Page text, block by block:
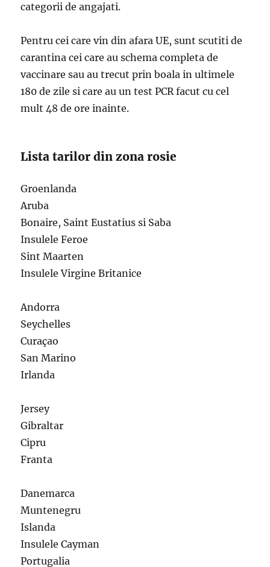
categorii de angajati.
Pentru cei care vin din afara UE, sunt scutiti de
carantina cei care au schema completa de
vaccinare sau au trecut prin boala in ultimele
180 de zile si care au un test PCR facut cu cel
mult 48 de ore inainte.
Lista tarilor din zona rosie
Groenlanda
Aruba
Bonaire, Saint Eustatius si Saba
Insulele Feroe
Sint Maarten
Insulele Virgine Britanice
Andorra
Seychelles
Curaçao
San Marino
Irlanda
Jersey
Gibraltar
Cipru
Franta
Danemarca
Muntenegru
Islanda
Insulele Cayman
Portugalia